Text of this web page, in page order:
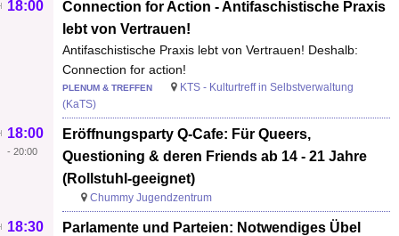
Connection for Action - Antifaschistische Praxis
lebt von Vertrauen!
Antifaschistische Praxis lebt von Vertrauen! Deshalb:
Connection for action!
18:00
PLENUM & TREFFEN
KTS - Kulturtreff in Selbstverwaltung
(KaTS)
Eröffnungsparty Q-Cafe: Für Queers,
Questioning & deren Friends ab 14 - 21 Jahre
(Rollstuhl-geeignet)
18:00
- 20:00
Chummy Jugendzentrum
Parlamente und Parteien: Notwendiges Übel
18:30